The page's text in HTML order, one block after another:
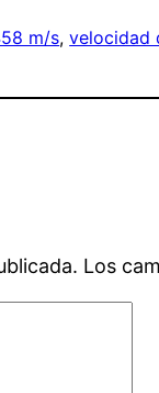
m/s, velocidad
Los